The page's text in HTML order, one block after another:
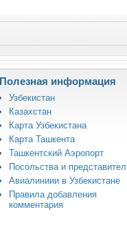
Полезная информация
Узбекистан
Казахстан
Карта Узбекистана
Карта Ташкента
Ташкентский Аэропорт
Посольства и
Авиалиниии в Узбекистане
Правила добавления
комментария